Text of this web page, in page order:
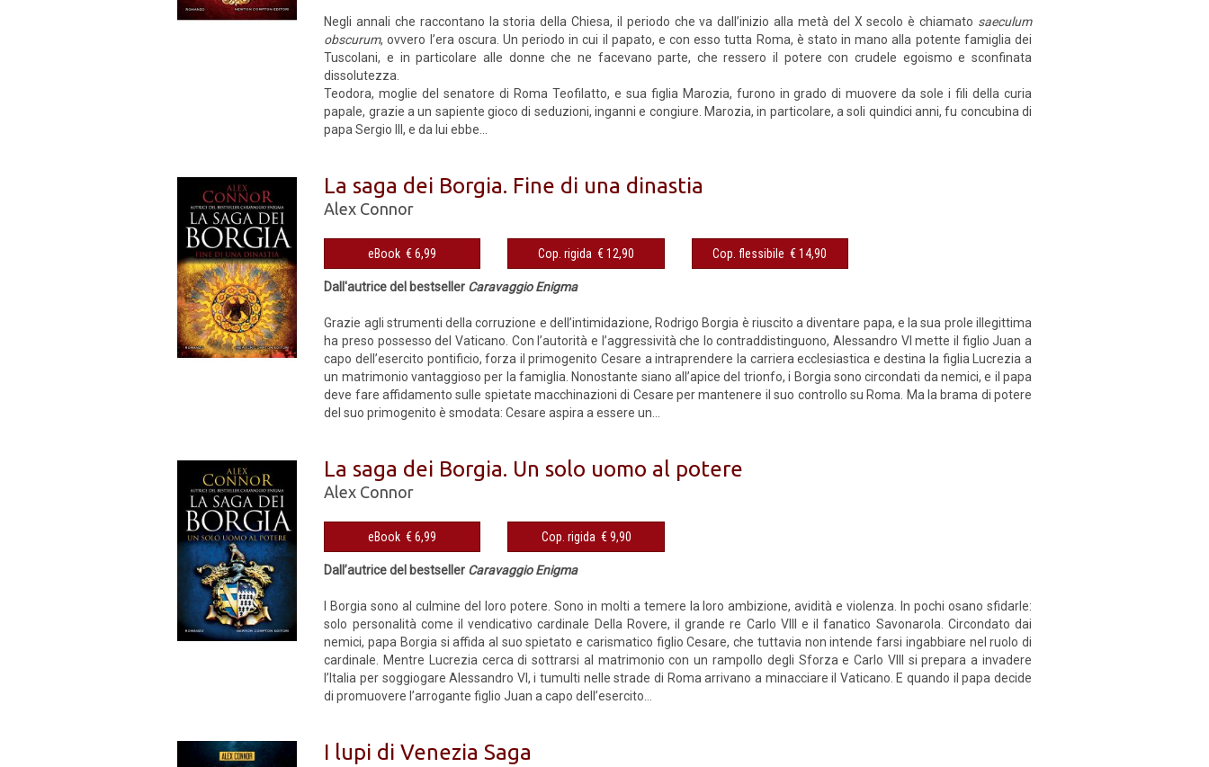
Negli annali che raccontano la storia della Chiesa, il periodo che va dall’inizio alla metà del X secolo è chiamato saeculum
obscurum, ovvero l’era oscura. Un periodo in cui il pa­pato, e con esso tutta Roma, è stato in mano alla potente famiglia dei
Tuscolani, e in particolare alle donne che ne facevano parte, che ressero il potere con crudele egoismo e sconfinata
dissolutezza.
Teodora, moglie del senatore di Roma Teofilatto, e sua figlia Marozia, furono in grado di muovere da sole i fili della curia
papale, grazie a un sapiente gioco di seduzioni, inganni e congiure. Marozia, in particolare, a soli quindici anni, fu concubina di
papa Sergio III, e da lui ebbe...
La saga dei Borgia. Fine di una dinastia
Alex Connor
eBook € 6,99 Cop. rigida € 12,90 Cop. flessibile € 14,90
Dall'autrice del bestseller Caravaggio Enigma
Grazie agli strumenti della corruzione e dell’intimidazione, Rodrigo Borgia è riuscito a diventare papa, e la sua prole illegittima
ha preso possesso del Vaticano. Con l’autorità e l’aggressività che lo contraddistinguono, Alessandro VI mette il figlio Juan a
capo dell’esercito pontificio, forza il primogenito Cesare a intraprendere la carriera ecclesiastica e destina la figlia Lucrezia a
un matrimonio vantaggioso per la famiglia. Nonostante siano all’apice del trionfo, i Borgia sono circondati da nemici, e il papa
deve fare affidamento sulle spietate macchinazioni di Cesare per mantenere il suo controllo su Roma. Ma la brama di potere
del suo primogenito è smodata: Cesare aspira a essere un...
La saga dei Borgia. Un solo uomo al potere
Alex Connor
eBook € 6,99 Cop. rigida € 9,90
Dall’autrice del bestseller Caravaggio Enigma
I Borgia sono al culmine del loro potere. Sono in molti a temere la loro ambizione, avidità e violenza. In pochi osano sfidarle:
solo personalità come il vendicativo cardinale Della Rovere, il grande re Carlo VIII e il fanatico Savonarola. Circondato dai
nemici, papa Borgia si affida al suo spietato e carismatico figlio Cesare, che tuttavia non intende farsi ingabbiare nel ruolo di
cardinale. Mentre Lucrezia cerca di sottrarsi al matrimonio con un rampollo degli Sforza e Carlo VIII si prepara a invadere
l’Italia per soggiogare Alessandro VI, i tumulti nelle strade di Roma arrivano a minacciare il Vaticano. E quando il papa decide
di promuovere l’arrogante figlio Juan a capo dell’esercito...
I lupi di Venezia Saga